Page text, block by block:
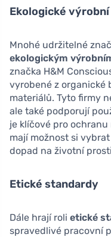
Ekologické
Mnohé udržitelné
ekologickým
značka H&M
vyrobené z organické
materiálů. Tyto firmy
ale také podporují
je klíčové pro
mají možnost si
dopad na životní
Etické standardy
Dále hrají roli etické
spravedlivé pracovní